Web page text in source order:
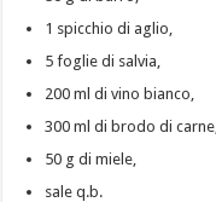
1 spicchio di aglio,
5 foglie di salvia,
200 ml di vino bianco,
300 ml di brodo di carne,
50 g di miele,
sale q.b.